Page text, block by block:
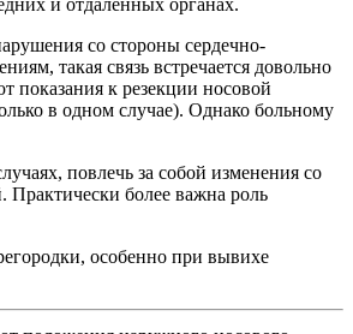
и отдаленных органах.
со стороны сердечно-
такая связь встречается довольно
к резекции носовой
в одном случае). Однако больному
повлечь за собой изменения со
Практически более важна роль
особенно при вывихе